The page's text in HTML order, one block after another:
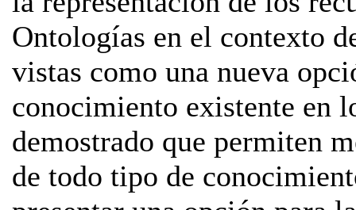
Ontologías en el contexto
vistas como una nueva
conocimiento existente en
demostrado que permiten
de todo tipo de